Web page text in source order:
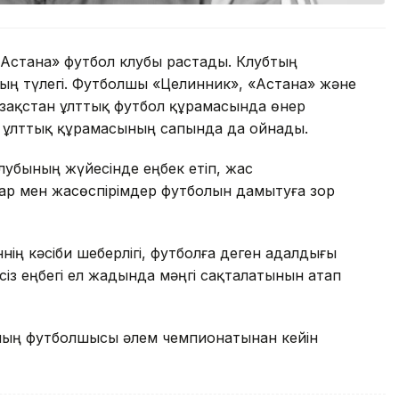
футбол клубы растады. Клубтың
түлегі. Футболшы «Целинник», «Астана» және
ұлттық футбол құрамасында өнер
ұлттық құрамасының сапында да ойнады.
жүйесінде еңбек етіп, жас
мен жасөспірімдер футболын дамытуға зор
кәсіби шеберлігі, футболға деген адалдығы
еңбегі ел жадында мәңгі сақталатынын атап
футболшысы әлем чемпионатынан кейін